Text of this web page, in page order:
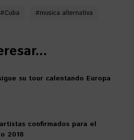
#Cuba #musica alternativa
su tour calentando Europa
confirmados para el
2018